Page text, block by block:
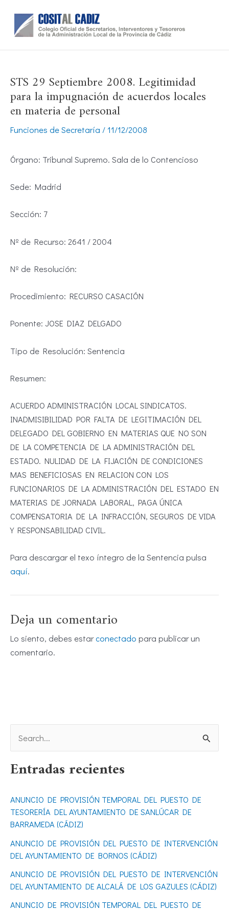
contenido
STS 29 Septiembre 2008. Legitimidad
para la impugnación de acuerdos locales
en materia de personal
Funciones de Secretaría /11/12/2008
Órgano: Tribunal Supremo. Sala de lo Contencioso
Sede: Madrid
Sección: 7
Nº de Recurso: 2641 / 2004
Nº de Resolución:
Procedimiento: RECURSO CASACIÓN
Ponente: JOSE DIAZ DELGADO
Tipo de Resolución: Sentencia
Resumen:
ACUERDO ADMINISTRACIÓN LOCAL SINDICATOS.
INADMISIBILIDAD POR FALTA DE LEGITIMACIÓN DEL
DELEGADO DEL GOBIERNO EN MATERIAS QUE NO SON
DE LA COMPETENCIA DE LA ADMINISTRACIÓN DEL
ESTADO. NULIDAD DE LA FIJACIÓN DE CONDICIONES
MAS BENEFICIOSAS EN RELACION CON LOS
FUNCIONARIOS DE LA ADMINISTRACIÓN DEL ESTADO EN
MATERIAS DE JORNADA LABORAL, PAGA ÚNICA
COMPENSATORIA DE LA INFRACCIÓN, SEGUROS DE VIDA
Y RESPONSABILIDAD CIVIL.
Para descargar el texo íntegro de la Sentencia pulsa
aquí.
Deja un comentario
Lo siento, debes estarconectado para publicar un
comentario.
s
a
r
p
o
r
:
Entradas recientes
ANUNCIO DE PROVISIÓN TEMPORAL DEL PUESTO DE
TESORERÍA DEL AYUNTAMIENTO DE SANLÚCAR DE
BARRAMEDA (CÁDIZ)
ANUNCIO DE PROVISIÓN DEL PUESTO DE INTERVENCIÓN
DEL AYUNTAMIENTO DE BORNOS (CÁDIZ)
ANUNCIO DE PROVISIÓN DEL PUESTO DE INTERVENCIÓN
DEL AYUNTAMIENTO DE ALCALÁ DE LOS GAZULES (CÁDIZ)
ANUNCIO DE PROVISIÓN TEMPORAL DEL PUESTO DE